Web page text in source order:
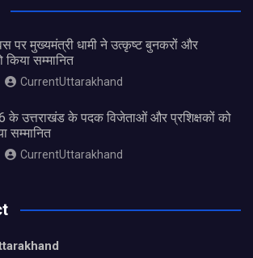
पर मुख्यमंत्री धामी ने उत्कृष्ट बुनकरों और
किया सम्मानित
CurrentUttarakhand
के उत्तराखंड के पदक विजेताओं और प्रशिक्षकों को
सम्मानित
CurrentUttarakhand